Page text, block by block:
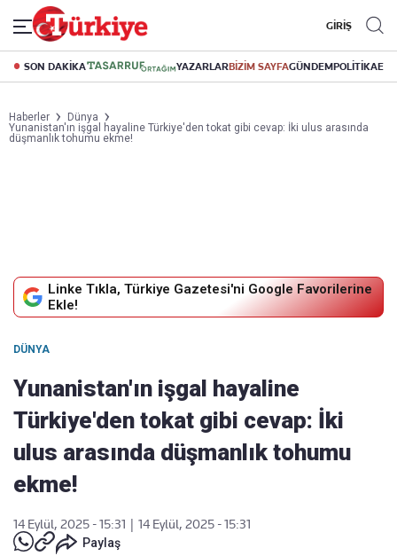
GİRİŞ
SON DAKİKA YAZARLARBİZİM SAYFAGÜNDEMPOLİTİKA
Haberler
Dünya
Yunanistan'ın işgal hayaline Türkiye'den tokat gibi cevap: İki ulus arasında
düşmanlık tohumu ekme!
Linke Tıkla, Türkiye Gazetesi'ni Google Favorilerine
Ekle!
DÜNYA
Yunanistan'ın işgal hayaline
Türkiye'den tokat gibi cevap: İki
ulus arasında düşmanlık tohumu
ekme!
14 Eylül, 2025 - 15:31
14 Eylül, 2025 - 15:31
Paylaş